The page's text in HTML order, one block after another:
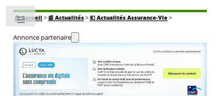
🏠Accueil > 📰 Actualités> 💶 Actualités Assurance-Vie>
Annonce partenaire
Toggle